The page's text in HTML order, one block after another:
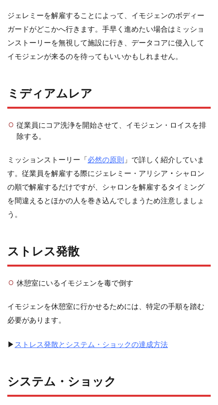
ジェレミーを解雇することによって、イモジェンのボディー
ガードがどこかへ行きます。手早く進めたい場合はミッショ
ンストーリーを無視して施設に行き、データコアに侵入して
イモジェンが来るのを待ってもいいかもしれません。
ミディアムレア
従業員にコア洗浄を開始させて、イモジェン・ロイスを排
除する。
ミッションストーリー「必然の原則 」で詳しく紹介していま
す。従業員を解雇する際にジェレミー・アリシア ・ シャロン
の順で解雇するだけですが、シャロンを解雇するタイミング
を間違えるとほかの人を巻き込んでしまうため注意しましょ
う。
ストレス発散
休憩室にいるイモジェンを毒で倒す
イモジェンを休憩室に行かせるためには、特定の手順を踏む
必要があります。
▶ ストレス発散とシステム・ショックの達成方法
システム・ショック